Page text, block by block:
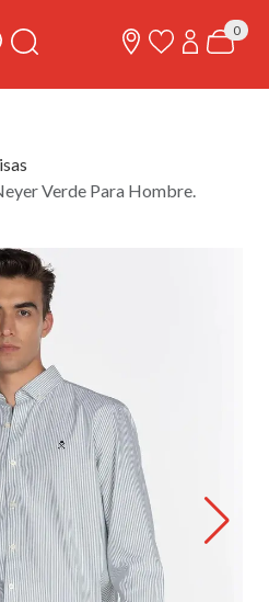
0
Verde Para Hombre.